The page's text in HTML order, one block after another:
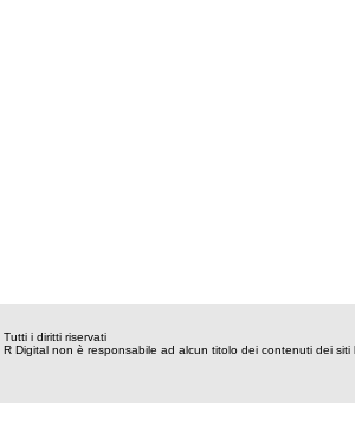
Tutti i diritti riservati
R Digital non è responsabile ad alcun titolo dei contenuti dei siti